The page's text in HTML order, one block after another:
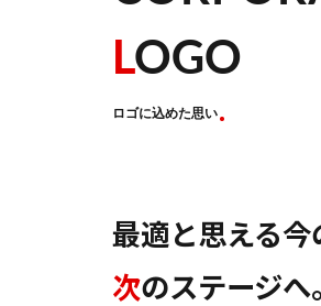
LOGO
ロゴに込めた思い
最適と思える
次のステージへ。